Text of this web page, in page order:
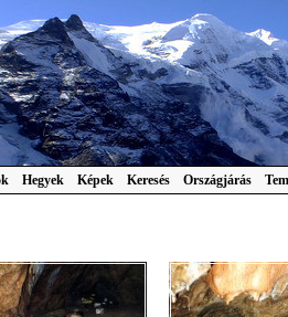
Hegyek Képek Keresés Országjárás